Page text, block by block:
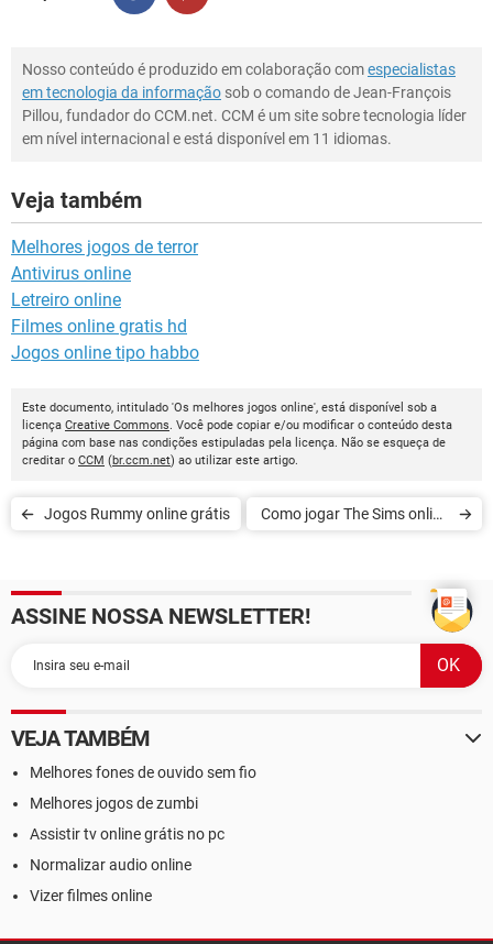
Nosso conteúdo é produzido em colaboração comespecialistas
em tecnologia da informação sob o comando de Jean-François
Pillou, fundador do CCM.net. CCM é um site sobre tecnologia líder
em nível internacional e está disponível em 11 idiomas.
Veja também
Melhores jogos de terror
Antivirus online
Letreiro online
Filmes online gratis hd
Jogos online tipo habbo
Este documento, intitulado 'Os melhores jogos online', está disponível sob a
licença Creative Commons. Você pode copiar e/ou modificar o conteúdo desta
página com base nas condições estipuladas pela licença. Não se esqueça de
creditar o CCM (br.ccm.net) ao utilizar este artigo.
Jogos Rummy online grátis
Como jogar The Sims online
ASSINE NOSSA NEWSLETTER!
VEJA TAMBÉM
Melhores fones de ouvido sem fio
Melhores jogos de zumbi
Assistir tv online grátis no pc
Normalizar audio online
Vizer filmes online